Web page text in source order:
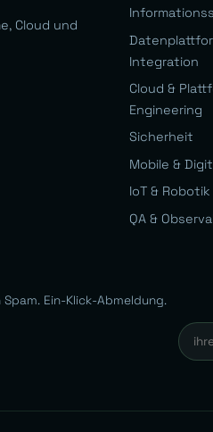
Cloud und
Integration
Cloud &
Engineering
Sicherheit
Mobile &
IoT & Robotik
QA &
Spam. Ein-Klick-Abmeldung.